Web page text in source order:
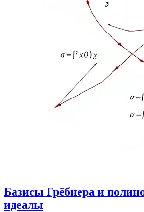
Базисы Грёбнера и
идеалы